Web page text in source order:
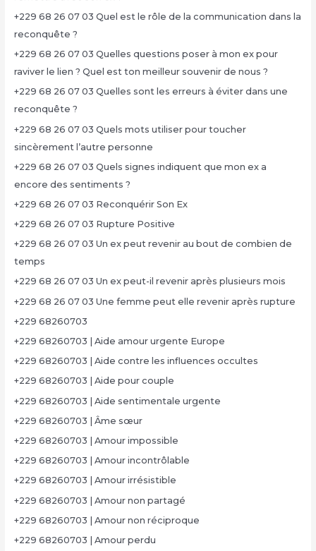
+229 68 26 07 03 Quel est le rôle de la communication dans la
reconquête ?
+229 68 26 07 03 Quelles questions poser à mon ex pour
raviver le lien ? Quel est ton meilleur souvenir de nous ?
+229 68 26 07 03 Quelles sont les erreurs à éviter dans une
reconquête ?
+229 68 26 07 03 Quels mots utiliser pour toucher
sincèrement l’autre personne
+229 68 26 07 03 Quels signes indiquent que mon ex a
encore des sentiments ?
+229 68 26 07 03 Reconquérir Son Ex
+229 68 26 07 03 Rupture Positive
+229 68 26 07 03 Un ex peut revenir au bout de combien de
temps
+229 68 26 07 03 Un ex peut-il revenir après plusieurs mois
+229 68 26 07 03 Une femme peut elle revenir après rupture
+229 68260703
+229 68260703 | Aide amour urgente Europe
+229 68260703 | Aide contre les influences occultes
+229 68260703 | Aide pour couple
+229 68260703 | Aide sentimentale urgente
+229 68260703 | Âme sœur
+229 68260703 | Amour impossible
+229 68260703 | Amour incontrôlable
+229 68260703 | Amour irrésistible
+229 68260703 | Amour non partagé
+229 68260703 | Amour non réciproque
+229 68260703 | Amour perdu